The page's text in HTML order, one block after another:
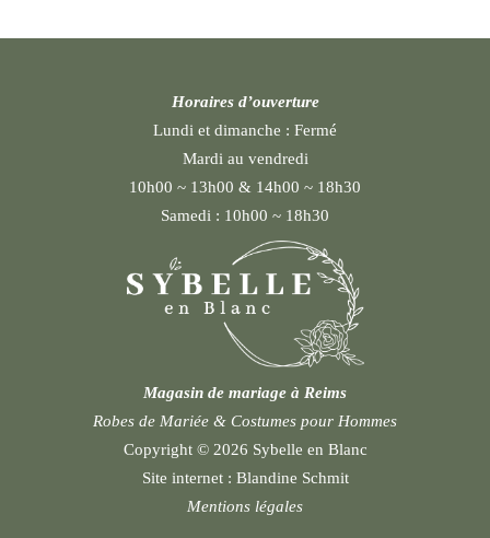
Horaires d’ouverture
Lundi et dimanche : Fermé
Mardi au vendredi
10h00 ~ 13h00 & 14h00 ~ 18h30
Samedi : 10h00 ~ 18h30
Magasin de mariage à Reims
Robes de Mariée & Costumes pour Hommes
Copyright © 2026 Sybelle en Blanc
Site internet : Blandine Schmit
Mentions légales